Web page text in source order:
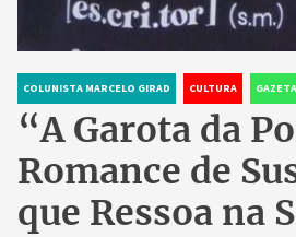
COLUNISTA MARCELO GIRAD CULTURA
“A Garota da
Romance de
que Ressoa na